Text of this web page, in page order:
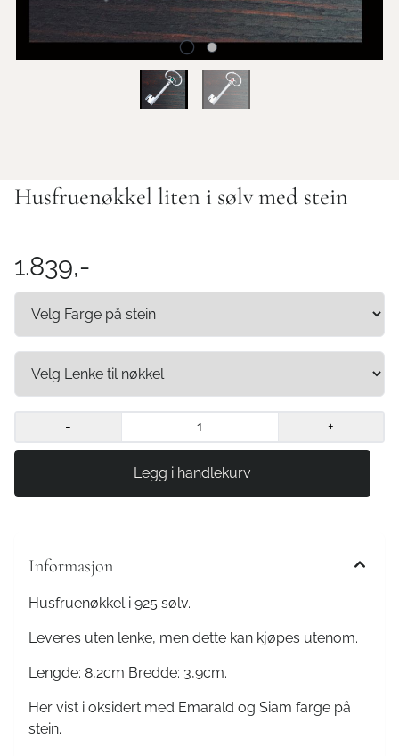
Husfruenøkkel liten i sølv med stein
1.839,-
- +
Informasjon
Husfruenøkkel i 925 sølv.
Leveres uten lenke, men dette kan kjøpes utenom.
Lengde: 8,2cm Bredde: 3,9cm.
Her vist i oksidert med Emarald og Siam farge på
stein.